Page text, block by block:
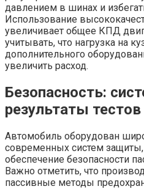
давлением в шинах и
Использование
увеличивает общее КПД
учитывать, что нагрузка на
дополнительного
увеличить расход.
Безопасность:
результаты тестов
Автомобиль оборудован
современных систем
обеспечение безопасности
Важно отметить, что
пассивные методы